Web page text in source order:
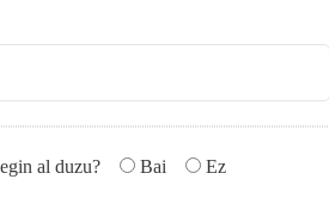
al duzu? Bai Ez